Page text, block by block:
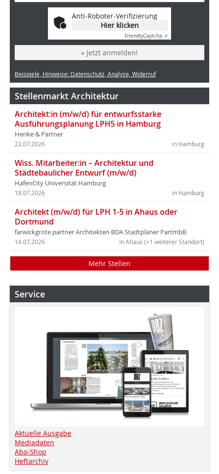
Anti-Roboter-Verifizierung
Hier klicken
FriendlyCaptcha ⇗
» Jetzt anmelden!
Beispiele, Hinweise: Datenschutz, Analyse, Widerruf
Stellenmarkt Architektur
Architekt:in (m/w/d) für entwurfsstarke
Ausführungsplanung LPH5 in Hamburg
Henke & Partner
in Hamburg
22.07.2026
Wiss. Mitarbeiter:in – Architektur und
Städtebaulicher Entwurf (m/w/d)
HafenCity Universität Hamburg
in Hamburg
18.07.2026
Architekt (m/w/d) für LPH 1-5 in Ahaus oder
Dortmund
farwickgrote partner Architekten BDA Stadtplaner PartmbB
in Ahaus (+1 weiterer Standort)
14.07.2026
Mehr Stellen
Service
Aktuelle Ausgabe
Mediadaten
Abo-Shop
Heftarchiv